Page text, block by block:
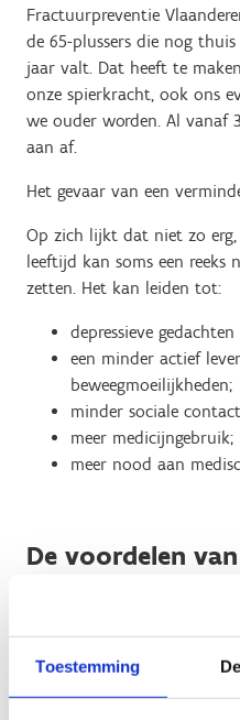
Toestemming
Fractuurpreventie
de 65-plussers die nog
jaar valt. Dat heeft te
onze spierkracht, ook ons
we ouder worden. Al vanaf
aan af.
Het gevaar van een
Op zich lijkt dat niet zo
leeftijd kan soms een reeks
zetten. Het kan leiden tot:
depressieve
een minder actief
beweegmoeilijkheden;
minder sociale
meer medicijngebruik;
meer nood aan
De voordelen
Een goed evenwicht is
must, die op veel vlakken
We struikelen minder